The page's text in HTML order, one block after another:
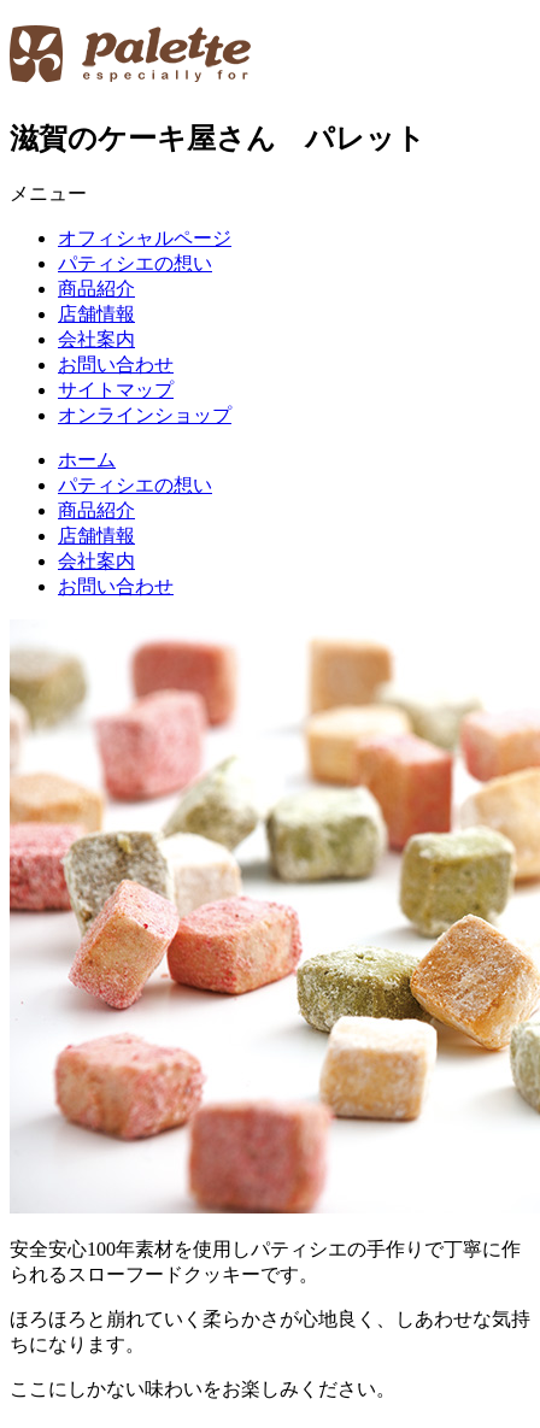
滋賀のケーキ屋さん パレット
メニュー
オフィシャルページ
パティシエの想い
商品紹介
店舗情報
会社案内
お問い合わせ
サイトマップ
オンラインショップ
ホーム
パティシエの想い
商品紹介
店舗情報
会社案内
お問い合わせ
安全安心100年素材を使用しパティシエの手作りで丁寧に作
られるスローフードクッキーです。
ほろほろと崩れていく柔らかさが心地良く、しあわせな気持
ちになります。
ここにしかない味わいをお楽しみください。